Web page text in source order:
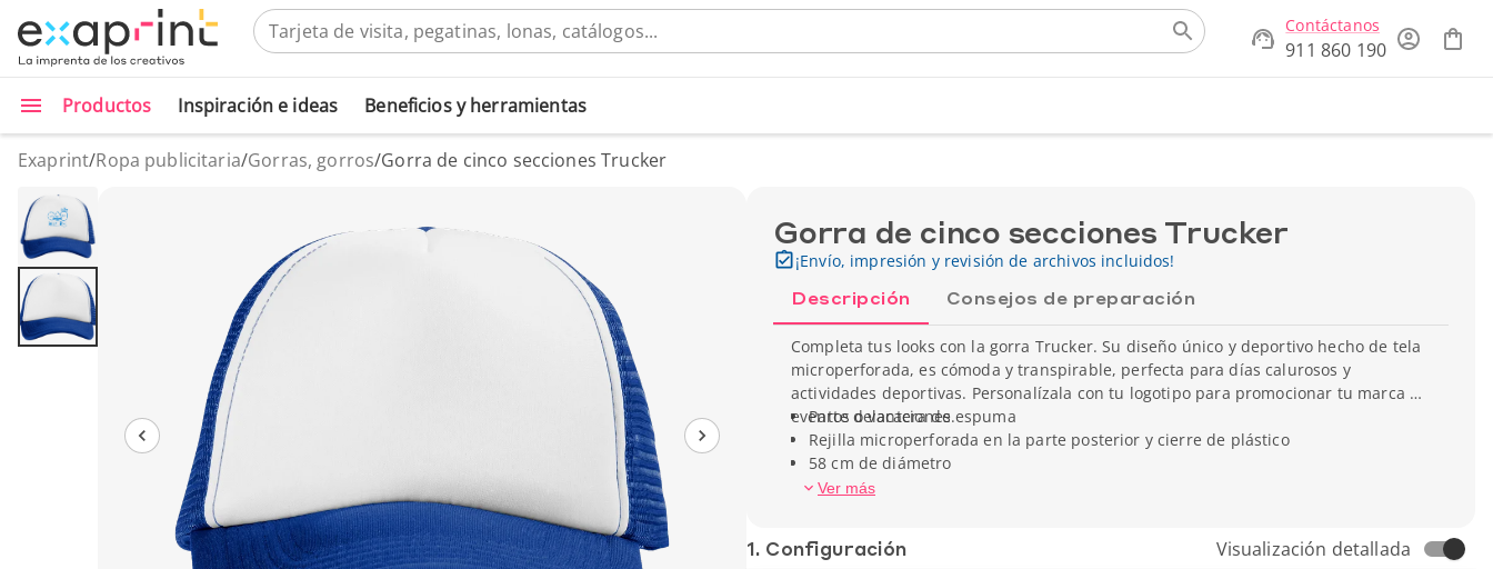
Contáctanos
911 860 190
Productos Inspiración e ideas Beneficios y herramientas
Exaprint/Ropa publicitaria/Gorras, gorros/Gorra de cinco secciones Trucker
Gorra de cinco secciones Trucker
¡Envío, impresión y revisión de archivos incluidos!
Descripción Consejos de preparación
Completa tus looks con la gorra Trucker. Su diseño único y deportivo hecho de tela
microperforada, es cómoda y transpirable, perfecta para días calurosos y
actividades deportivas. Personalízala con tu logotipo para promocionar tu marca en
eventos o vacaciones.
Parte delantera de espuma
Rejilla microperforada en la parte posterior y cierre de plástico
58 cm de diámetro
Marca : Elevate
Talla : Única
Ver más
1. Conf­iguración Visualización detallada